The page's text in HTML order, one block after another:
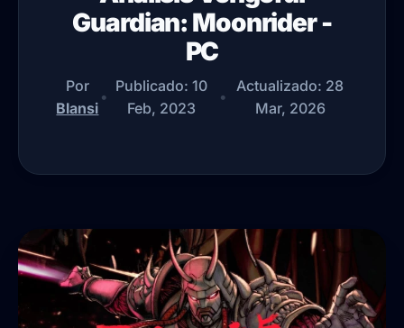
Guardian: Moonrider -
PC
Por
Blansi
•
Publicado: 10
Feb, 2023
•
Actualizado: 28
Mar, 2026